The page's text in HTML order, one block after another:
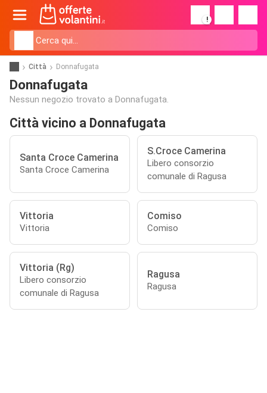
!
Città Donnafugata
Donnafugata
Nessun negozio trovato a Donnafugata.
Città vicino a Donnafugata
Santa Croce Camerina
Santa Croce Camerina
S.Croce Camerina
Libero consorzio
comunale di Ragusa
Vittoria
Vittoria
Comiso
Comiso
Vittoria (Rg)
Libero consorzio
comunale di Ragusa
Ragusa
Ragusa